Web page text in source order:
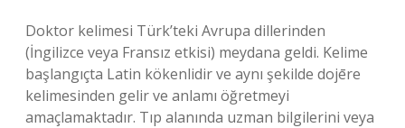
Doktor kelimesi Türk’teki Avrupa dillerinden
(İngilizce veya Fransız etkisi) meydana geldi. Kelime
başlangıçta Latin kökenlidir ve aynı şekilde dojēre
kelimesinden gelir ve anlamı öğretmeyi
amaçlamaktadır. Tıp alanında uzman bilgilerini veya